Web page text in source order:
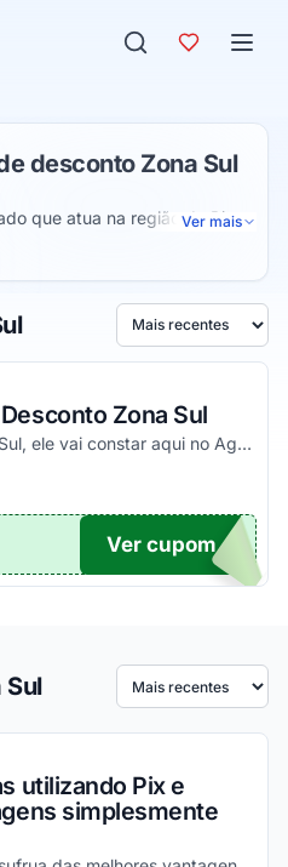
desconto Zona Sul
que atua na região do Rio
ela é a 58ª maior empresa
Ver mais
5 estrelas
Ordenar por
Zona Sul
Se existe um voucher Zona Sul, ele vai constar aqui no Agora Cupom. Pegue seu código promocional e confira!
TICO
Ver cupom
Sul Ordenar por
utilizando Pix e
simplesmente